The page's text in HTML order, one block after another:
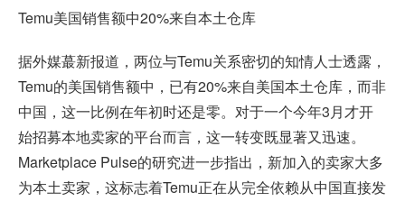
Temu美国销售额中20%来自本土仓库
据外媒蕞新报道，两位与Temu关系密切的知情人士透露，
Temu的美国销售额中，已有20%来自美国本土仓库，而非
中国，这一比例在年初时还是零。对于一个今年3月才开
始招募本地卖家的平台而言，这一转变既显著又迅速。
Marketplace Pulse的研究进一步指出，新加入的卖家大多
为本土卖家，这标志着Temu正在从完全依赖从中国直接发